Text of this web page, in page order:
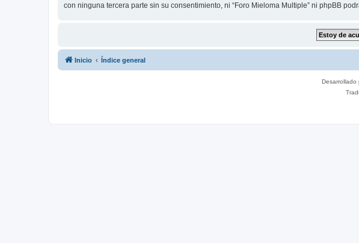
con ninguna tercera parte sin su consentimiento, ni “Foro Mieloma Multiple” ni phpBB
Inicio Índice general
Desarrollado